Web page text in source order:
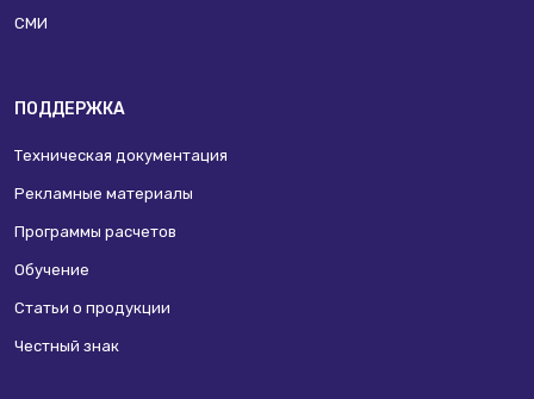
СМИ
ПОДДЕРЖКА
Техническая документация
Рекламные материалы
Программы расчетов
Обучение
Статьи о продукции
Честный знак